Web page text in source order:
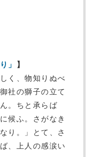
」
】
く、物知りぬべ
社の獅子の立て
。ちと承らば
候ふ。さがなき
り。」とて、さ
、上人の感涙い